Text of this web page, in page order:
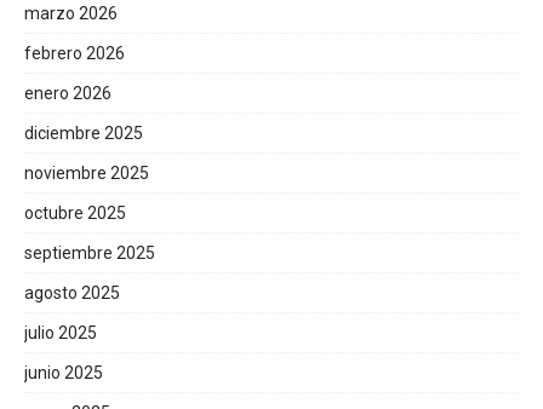
marzo 2026
febrero 2026
enero 2026
diciembre 2025
noviembre 2025
octubre 2025
septiembre 2025
agosto 2025
julio 2025
junio 2025